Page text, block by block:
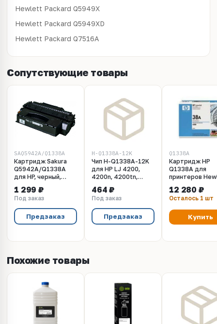
Hewlett Packard Q5949X
Hewlett Packard Q5949XD
Hewlett Packard Q7516A
Сопутствующие товары
SAQ5942A/Q1338A
Картридж Sakura
Q5942A/Q1338A
для HP, черный,
1 299 ₽
Под заказ
Предзаказ
H-Q1338A-12K
Чип H-Q1338A-12K
для HP LJ 4200,
4200n, 4200tn,
4200Ln
464 ₽
Под заказ
Предзаказ
Q1338A
Картридж HP
Q1338A для
принтеров
4200 (ресурс
страниц)
12 280 ₽
Осталось 1 шт
Купить
Похожие товары